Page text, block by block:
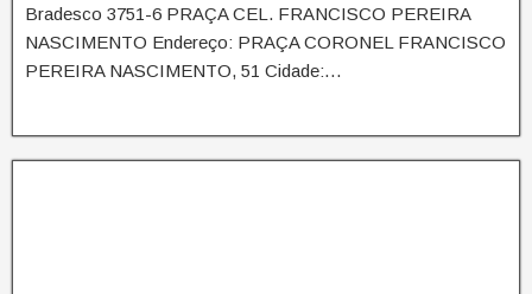
Bradesco 3751-6 PRAÇA CEL. FRANCISCO PEREIRA
NASCIMENTO Endereço: PRAÇA CORONEL FRANCISCO
PEREIRA NASCIMENTO, 51 Cidade:…